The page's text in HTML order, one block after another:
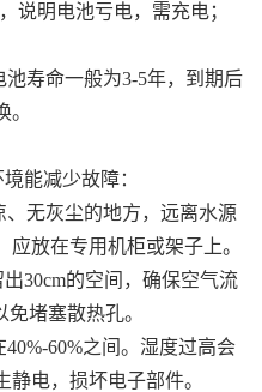
说明电池亏电，需充电；
寿命一般为3-5年，到期后
能减少故障：
无灰尘的地方，远离水源
放在专用机柜或架子上。
30cm的空间，确保空气流
堵塞散热孔。
60%之间。湿度过高会
电，损坏电子部件。